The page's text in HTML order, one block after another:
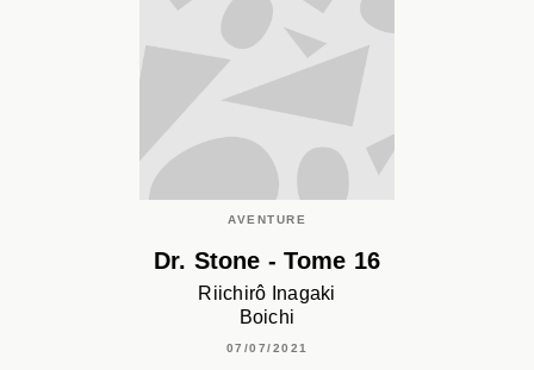
AVENTURE
Dr. Stone - Tome 16
Riichirô Inagaki
Boichi
07/07/2021